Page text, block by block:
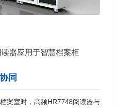
器应用于智慧档案柜
同
案室时，高频HR7748阅读器与